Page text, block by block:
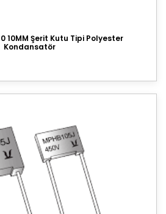
10MM Şerit Kutu Tipi Polyester
Kondansatör